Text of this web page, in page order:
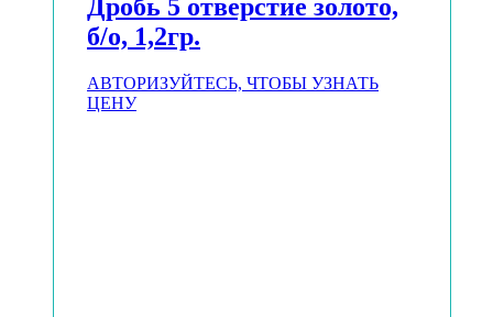
Дробь 5 отверстие золото,
б/о, 1,2гр.
АВТОРИЗУЙТЕСЬ, ЧТОБЫ УЗНАТЬ
ЦЕНУ